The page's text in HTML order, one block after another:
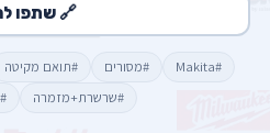
🔗 שתפו
#Makita #מסורים #תואם מקיטה
#שרשרת+מזמרה